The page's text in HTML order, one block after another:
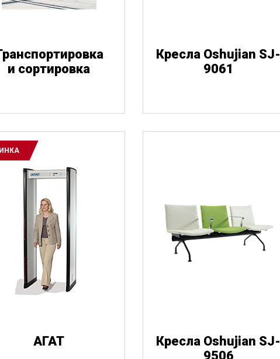
и сортировка
Кресла Oshujian SJ-
9061
АГАТ
опасные предметы
Кресла Oshujian SJ-
9506